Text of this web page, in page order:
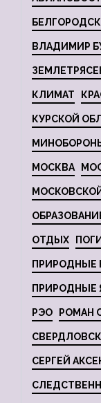
ВЛАДИМИР
КЛИМАТ
КУРСКОЙ
МОСКВА
ОТДЫХ
ПРИРОДНЫЕ
ПРИРОДНЫЕ
РЭО РОМАН
СЕРГЕЙ